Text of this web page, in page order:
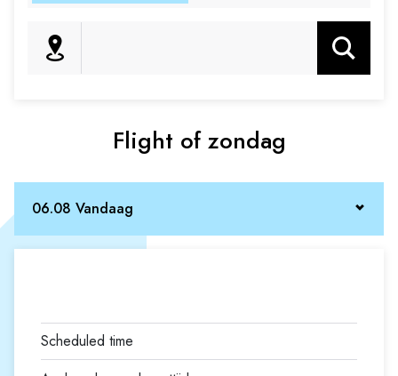
Zoeken
Flight of zondag
06.08 Vandaag